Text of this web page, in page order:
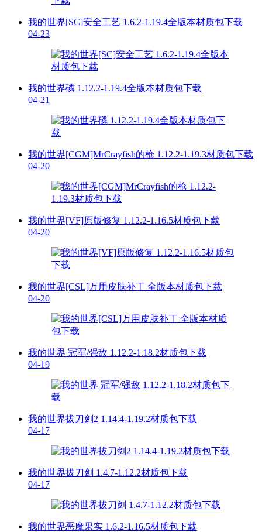
我的世界[SC]安全工艺 1.6.2-1.19.4全版本材质包下载
04-23
我的世界磷 1.12.2-1.19.4全版本材质包下载
04-21
我的世界[CGM]MrCrayfish的枪 1.12.2-1.19.3材质包下载
04-20
我的世界[VF]原版修复 1.12.2-1.16.5材质包下载
04-20
我的世界[CSL]万用皮肤补丁 全版本材质包下载
04-20
我的世界 冠军/强敌 1.12.2-1.18.2材质包下载
04-19
我的世界拔刀剑2 1.14.4-1.19.2材质包下载
04-17
我的世界拔刀剑 1.4.7-1.12.2材质包下载
04-17
我的世界恶魔果实 1.6.2-1.16.5材质包下载